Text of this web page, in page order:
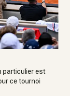
particulier est
ce tournoi